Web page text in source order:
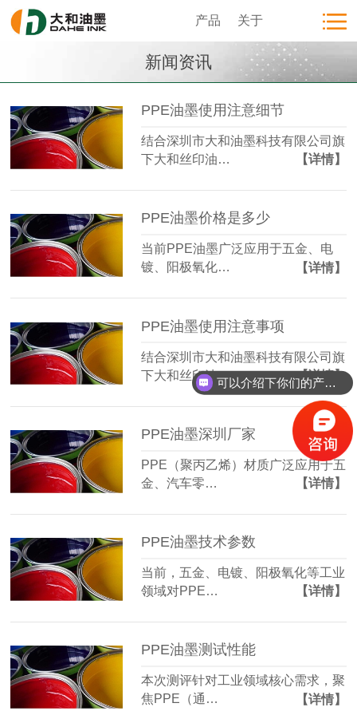
产品 关于
新闻资讯
PPE油墨使用注意细节
结合深圳市大和油墨科技有限公司旗
下大和丝印油…
【详情】
PPE油墨价格是多少
当前PPE油墨广泛应用于五金、电
镀、阳极氧化…
【详情】
PPE油墨使用注意事项
结合深圳市大和油墨科技有限公司旗
下大和丝印油…
【详情】
PPE油墨深圳厂家
PPE（聚丙乙烯）材质广泛应用于五
金、汽车零…
【详情】
PPE油墨技术参数
当前，五金、电镀、阳极氧化等工业
领域对PPE…
【详情】
PPE油墨测试性能
本次测评针对工业领域核心需求，聚
焦PPE（通…
【详情】
可以介绍下你们的产品么？